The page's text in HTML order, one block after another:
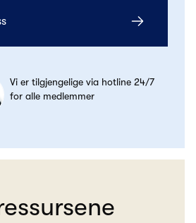
Vi er tilgjengelige via hotline 24/7
for alle medlemmer